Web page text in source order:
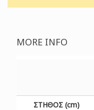
MORE INFO
ΣΤΗΘΟΣ (cm)